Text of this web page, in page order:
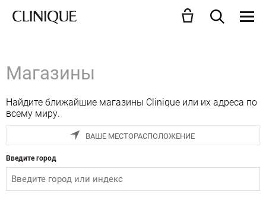
Магазины
Найдите ближайшие магазины Clinique или их адреса по
всему миру.
ВАШЕ МЕСТОРАСПОЛОЖЕНИЕ
Введите город